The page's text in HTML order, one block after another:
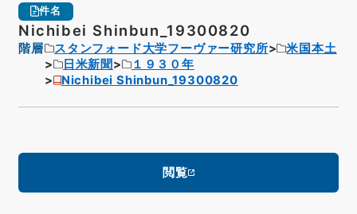
件名
Nichibei Shinbun_19300820
階層 スタンフォード大学フーヴァー研究所
米国本土
日米新聞
１９３０年
Nichibei Shinbun_19300820
閲覧